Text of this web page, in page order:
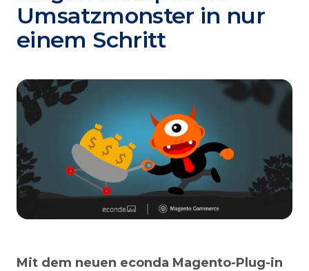
Umsatzmonster in nur
einem Schritt
Mit dem neuen econda Magento-Plug-in